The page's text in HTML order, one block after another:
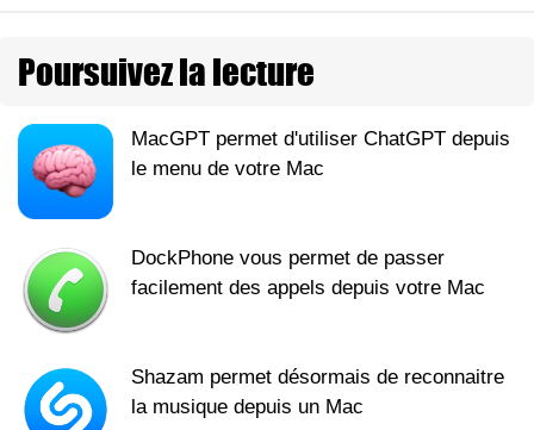
Poursuivez la lecture
MacGPT permet d'utiliser ChatGPT depuis
le menu de votre Mac
DockPhone vous permet de passer
facilement des appels depuis votre Mac
Shazam permet désormais de reconnaitre
la musique depuis un Mac